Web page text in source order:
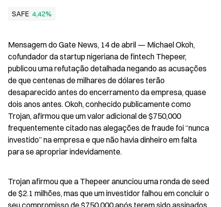
SAFE 4,42%
Mensagem do Gate News, 14 de abril — Michael Okoh,
cofundador da startup nigeriana de fintech Thepeer,
publicou uma refutação detalhada negando as acusações
de que centenas de milhares de dólares terão
desaparecido antes do encerramento da empresa, quase
dois anos antes. Okoh, conhecido publicamente como
Trojan, afirmou que um valor adicional de $750,000
frequentemente citado nas alegações de fraude foi “nunca
investido” na empresa e que não havia dinheiro em falta
para se apropriar indevidamente.
Trojan afirmou que a Thepeer anunciou uma ronda de seed
de $2.1 milhões, mas que um investidor falhou em concluir o
seu compromisso de $750,000 após terem sido assinados